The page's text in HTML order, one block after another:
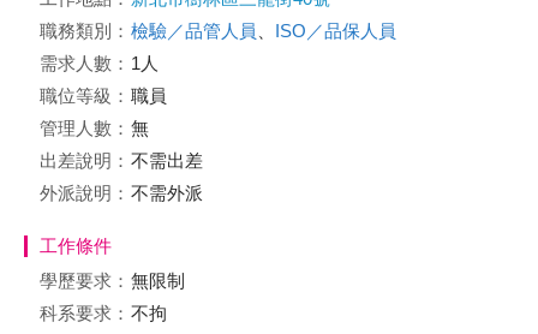
職務類別： 檢驗／品管人員
ISO／品保人員
需求人數： 1人
職位等級： 職員
管理人數： 無
出差說明： 不需出差
外派說明： 不需外派
工作條件
學歷要求： 無限制
科系要求： 不拘